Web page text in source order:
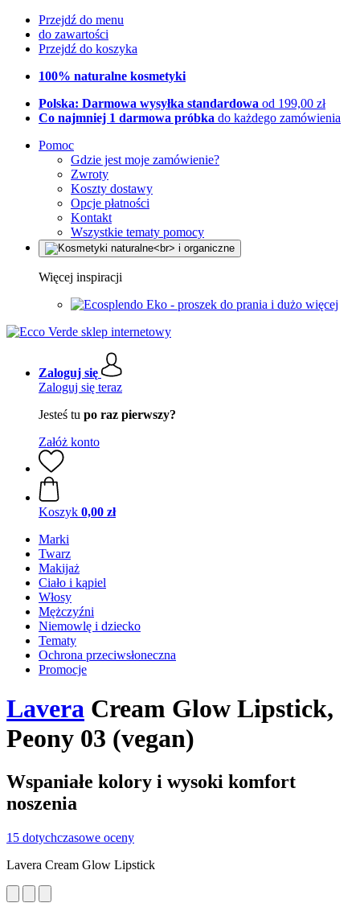
Przejdź do menu
do zawartości
Przejdź do koszyka
100% naturalne kosmetyki
Polska: Darmowa wysyłka standardowa od 199,00 zł
Co najmniej 1 darmowa próbka do każdego zamówienia
Pomoc
Gdzie jest moje zamówienie?
Zwroty
Koszty dostawy
Opcje płatności
Kontakt
Wszystkie tematy pomocy
Więcej inspiracji
Eko - proszek do prania i dużo więcej
Zaloguj się
Zaloguj się teraz
Jesteś tu po raz pierwszy?
Załóż konto
Koszyk 0,00 zł
Marki
Twarz
Makijaż
Ciało i kąpiel
Włosy
Mężczyźni
Niemowlę i dziecko
Tematy
Ochrona przeciwsłoneczna
Promocje
Lavera Cream Glow Lipstick,
Peony 03 (vegan)
Wspaniałe kolory i wysoki komfort
noszenia
15 dotychczasowe oceny
Lavera Cream Glow Lipstick